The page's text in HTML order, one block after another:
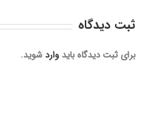
ثبت ديدگاه
برای ثبت دیدگاه باید واردشوید.